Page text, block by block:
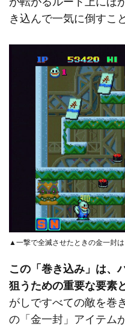
き込んで一気に倒すこ
▲一撃で全滅させたときの金一封
この「巻き込み」は、
狙うための重要な要素
がしですべての敵を巻
の「金一封」アイテム